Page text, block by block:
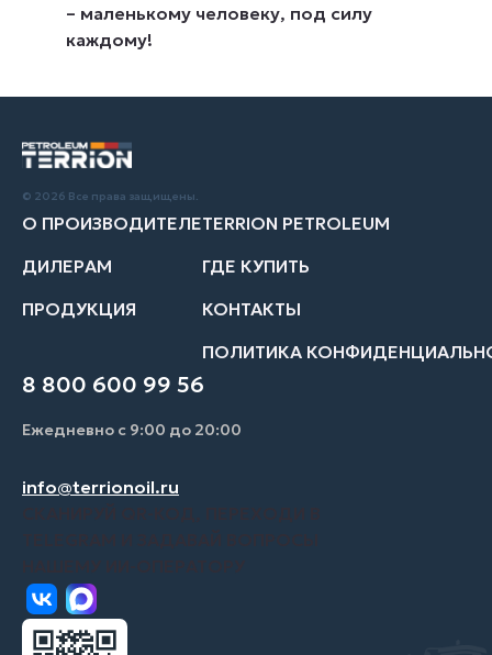
– маленькому человеку, под силу
каждому!
© 2026 Все права защищены.
О ПРОИЗВОДИТЕЛЕ
ДИЛЕРАМ
ПРОДУКЦИЯ
TERRION PETROLEUM
ГДЕ КУПИТЬ
КОНТАКТЫ
ПОЛИТИКА
8 800 600 99 56
Ежедневно с 9:00 до 20:00
info@terrionoil.ru